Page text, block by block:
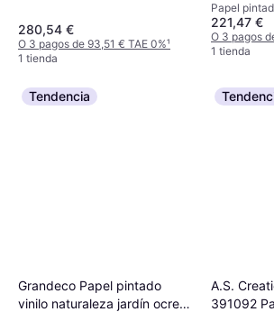
piedra mate blanco 1 caja 4
rollos 106 m2
280,54 €
O 3 pagos de 93,51 € TAE 0%¹
1 tienda
tejido
piedra
rollos 106
Papel
221,47 €
O 3 pagos
1 tienda
Tendencia
Grandeco Papel pintado
vinilo naturaleza jardín ocre
A.S.
391092